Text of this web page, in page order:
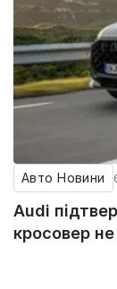
Авто Новини
Audi
кросовер